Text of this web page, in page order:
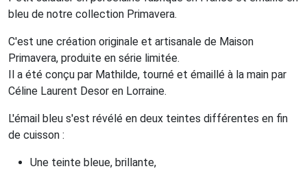
bleu de notre collection Primavera.
C'est une création originale et artisanale de Maison
Primavera, produite en série limitée.
Il a été conçu par Mathilde, tourné et émaillé à la main par
Céline Laurent Desor en Lorraine.
L'émail bleu s'est révélé en deux teintes différentes en fin
de cuisson :
Une teinte bleue, brillante,